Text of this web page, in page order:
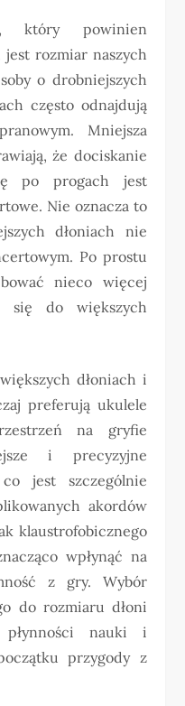
który powinien
jest rozmiar naszych
o drobniejszych
często odnajdują
Mniejsza
że dociskanie
po progach jest
Nie oznacza to
dłoniach nie
Po prostu
nieco więcej
się do większych
dłoniach i
preferują ukulele
na gryfie
i precyzyjne
jest szczególnie
akordów
klaustrofobicznego
wpłynąć na
z gry. Wybór
do rozmiaru dłoni
nauki i
przygody z